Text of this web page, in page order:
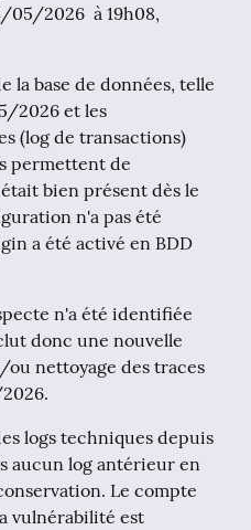
05/2026  à 19h08,
la base de données, telle
2026 et les
(log de transactions)
permettent de
bien présent dès le
n'a pas été
a été activé en BDD
n'a été identifiée
donc une nouvelle
nettoyage des traces
logs techniques depuis
aucun log antérieur en
Le compte
vulnérabilité est